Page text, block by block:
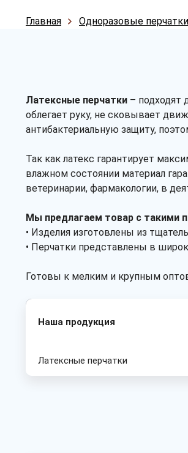
Главная Одноразовые перчатки
Латексные перчатки – подходят
облегает руку, не сковывает
антибактериальную защиту,
Так как латекс гарантирует
влажном состоянии материал
ветеринарии, фармакологии, в
Мы предлагаем товар с такими
• Изделия изготовлены из
• Перчатки представлены в
Готовы к мелким и крупным
Наша продукция
Латексные перчатки